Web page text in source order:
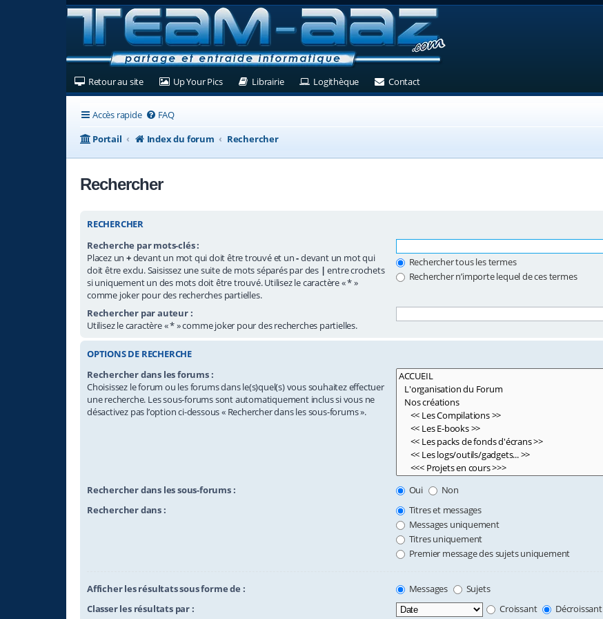
Retour au site(Ouvre un nouvel onglet)
Up Your Pics(Ouvre un nouvel onglet)
Librairie(Ouvre un nouvel onglet)
Logithèque(Ouvre un nouvel onglet)
Contact(Ouvre un nouvel onglet)
Accès rapide FAQ
Portail
Index du forum Rechercher
Rechercher
RECHERCHER
Recherche par mots-clés :
Placez un +devant un mot qui doit être trouvé et un-devant un mot qui
doit être exclu. Saisissez une suite de mots séparés par des | entre crochets
si uniquement un des mots doit être trouvé. Utilisez le caractère « * »
comme joker pour des recherches partielles.
Rechercher tous les termes
Rechercher n’importe lequel de ces termes
Rechercher par auteur :
Utilisez le caractère « * » comme joker pour des recherches partielles.
OPTIONS DE RECHERCHE
Rechercher dans les forums :
Choisissez le forum ou les forums dans le(s)quel(s) vous souhaitez effectuer
une recherche. Les sous-forums sont automatiquement inclus si vous ne
désactivez pas l’option ci-dessous « Rechercher dans les sous-forums ».
Rechercher dans les sous-forums : Oui
Non
Rechercher dans :
Titres et messages
Messages uniquement
Titres uniquement
Premier message des sujets uniquement
Afficher les résultats sous forme de : Messages
Sujets
Classer les résultats par :
Croissant Décroissant